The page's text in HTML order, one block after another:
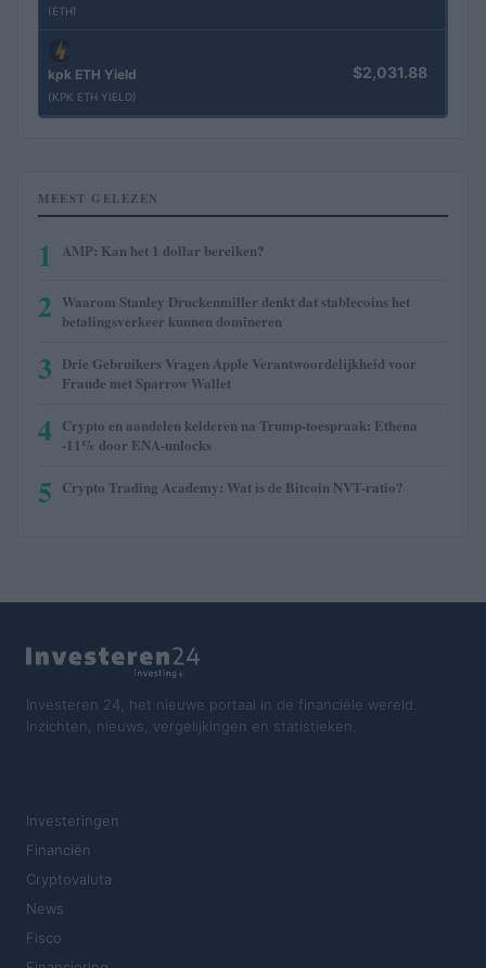
(ETH)
kpk ETH Yield
(KPK ETH YIELD)
$2,031.88
MEEST GELEZEN
1 AMP: Kan het 1 dollar bereiken?
2 Waarom Stanley Druckenmiller denkt dat stablecoins het
betalingsverkeer kunnen domineren
3 Drie Gebruikers Vragen Apple Verantwoordelijkheid voor
Fraude met Sparrow Wallet
4 Crypto en aandelen kelderen na Trump-toespraak: Ethena
-11% door ENA-unlocks
5 Crypto Trading Academy: Wat is de Bitcoin NVT-ratio?
Investeren 24, het nieuwe portaal in de financiële wereld.
Inzichten, nieuws, vergelijkingen en statistieken.
Investeringen
Financiën
Cryptovaluta
News
Fisco